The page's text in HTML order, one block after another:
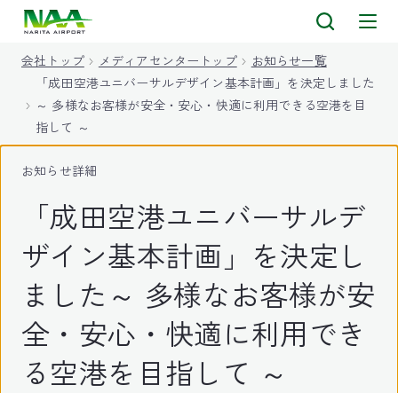
会社トップ メディアセンタートップ
お知らせ一覧
「成田空港ユニバーサルデザイン基本計画」を決定しました
～ 多様なお客様が安全・安心・快適に利用できる空港を目
指して ～
お知らせ詳細
「成田空港ユニバーサルデ
ザイン基本計画」を決定し
ました～ 多様なお客様が安
全・安心・快適に利用でき
る空港を目指して ～